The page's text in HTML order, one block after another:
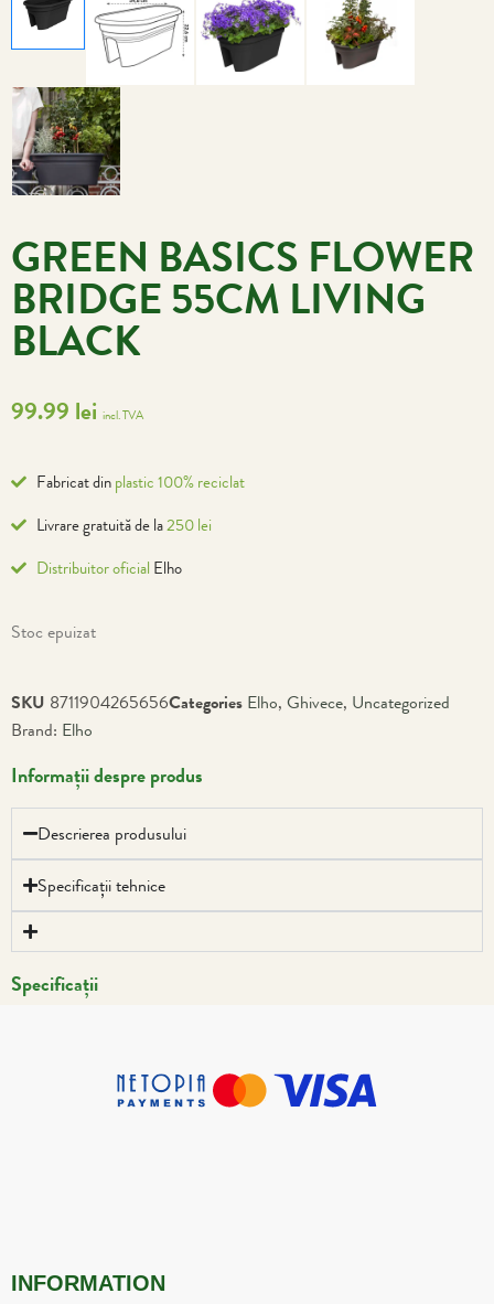
GREEN BASICS FLOWER
BRIDGE 55CM LIVING
BLACK
99.99 lei incl. TVA
Fabricat dinplastic 100% reciclat
Livrare gratuită de la250 lei
Distribuitor oficial Elho
Stoc epuizat
SKU 8711904265656Categories Elho, Ghivece, Uncategorized
Brand: Elho
Informații despre produs
Descrierea produsului
Specificații tehnice
Specificații
INFORMATION